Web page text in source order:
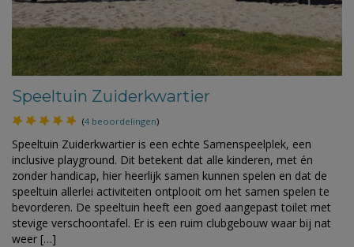
Speeltuin Zuiderkwartier
(4 beoordelingen)
Speeltuin Zuiderkwartier is een echte Samenspeelplek, een
inclusive playground. Dit betekent dat alle kinderen, met én
zonder handicap, hier heerlijk samen kunnen spelen en dat de
speeltuin allerlei activiteiten ontplooit om het samen spelen te
bevorderen. De speeltuin heeft een goed aangepast toilet met
stevige verschoontafel. Er is een ruim clubgebouw waar bij nat
weer […]